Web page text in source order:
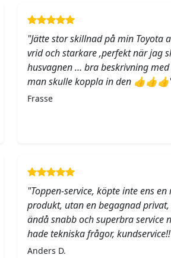
"Jätte stor skillnad på min Toyota
vrid och starkare ,perfekt när jag
husvagnen … bra beskrivning
man skulle koppla in den
Frasse
"Toppen-service, köpte inte ens en
produkt, utan en begagnad
ändå snabb och superbra service
hade tekniska frågor,
Anders D.